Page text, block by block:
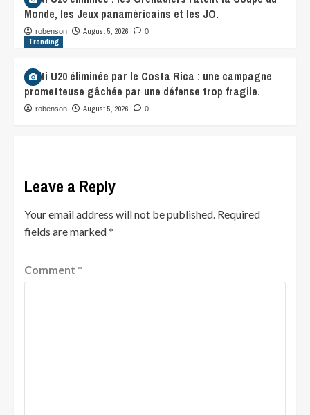
Monde, les Jeux panaméricains et les JO.
robenson August 5, 2026 0
Trending
Haïti U20 éliminée par le Costa Rica : une campagne
prometteuse gâchée par une défense trop fragile.
robenson August 5, 2026 0
Leave a Reply
Your email address will not be published. Required
fields are marked*
Comment *